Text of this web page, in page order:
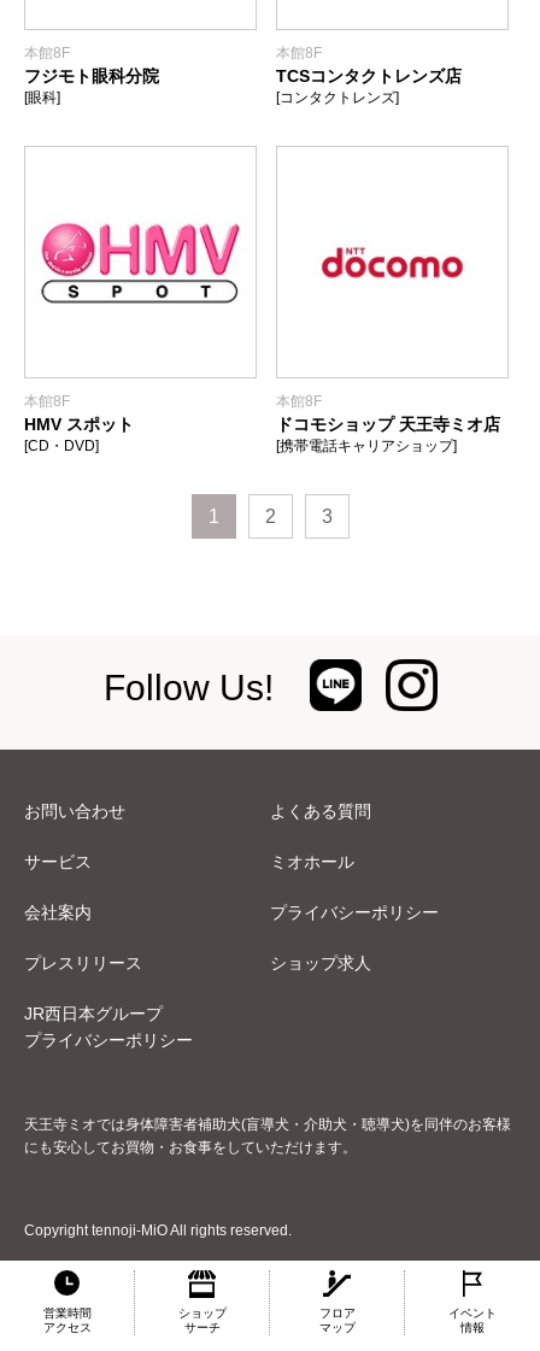
本館8F
フジモト眼科分院
[眼科]
本館8F
TCSコンタクトレンズ店
[コンタクトレンズ]
本館8F
HMV スポット
[CD・DVD]
本館8F
ドコモショップ 天王寺ミオ店
[携帯電話キャリアショップ]
1 2 3
Follow Us!
営業時間
アクセス
ショップ
サーチ
フロア
マップ
イベント
情報
お問い合わせ よくある質問
サービス ミオホール
会社案内 プライバシーポリシー
プレスリリース ショップ求人
JR西日本グループ
プライバシーポリシー
天王寺ミオでは身体障害者補助犬(盲導犬・介助犬・聴導犬)を同伴のお客様
にも安心してお買物・お食事をしていただけます。
Copyright tennoji-MiO All rights reserved.